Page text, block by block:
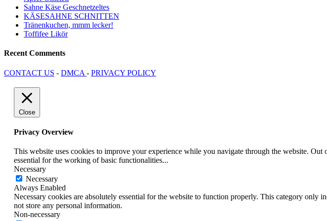
Sahne Käse Geschnetzeltes
KÄSESAHNE SCHNITTEN
Tränenkuchen, mmm lecker!
Toffifee Likör
Recent Comments
CONTACT US - DMCA - PRIVACY POLICY
Close
Privacy Overview
This website uses cookies to improve your experience while you navigate through the website. Out
essential for the working of basic functionalities...
Necessary
Necessary
Always Enabled
Necessary cookies are absolutely essential for the website to function properly. This category only
not store any personal information.
Non-necessary